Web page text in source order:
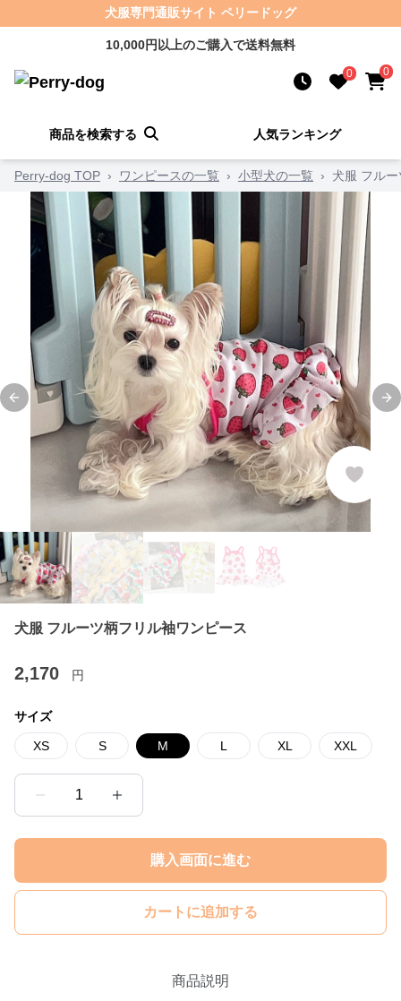
犬服専門通販サイト ペリードッグ
10,000円以上のご購入で送料無料
0 0
商品を検索する 人気ランキング
Perry-dog TOP › ワンピースの一覧 › 小型犬の一覧 › 犬服 フル
Previous slide
犬服 フルーツ柄フリル袖ワンピース
2,170 円
サイズ
XS S M L XL XXL
1
購入画面に進む
カートに追加する
商品説明